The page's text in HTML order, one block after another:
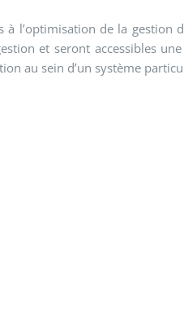
l’optimisation de la
et seront accessibles
au sein d’un système